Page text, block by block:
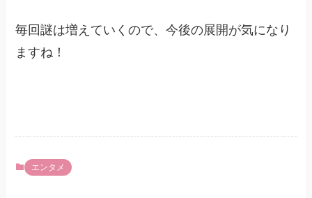
毎回謎は増えていくので、今後の展開が気になり
ますね！
エンタメ